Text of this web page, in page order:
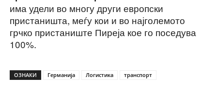
има удели во многу други европски
пристаништа, меѓу кои и во најголемото
грчко пристаниште Пиреја кое го поседува
100%.
ОЗНАКИ Германија Логистика транспорт